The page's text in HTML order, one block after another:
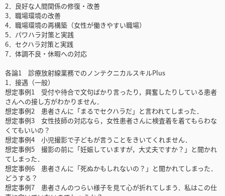
2．良好な人間関係の修復・改善
3．職場環境の改善
4．職場環境の再構築（女性が働きやすい職場）
5．パワハラ対策と実践
6．セクハラ対策と実践
7．体調不良・休暇への対応
各論1 診療放射線業務でのノンテクニカルスキルPlus
1．接遇（一般）
想定事例1 受付や待合で文句ばかり言ったり，興奮したりしている患者
さんへの接し方がわかりません．
想定事例2 患者さんに「まるでセクハラだ」と言われてしまった．
想定事例3 女性技師の対応なら，女性患者さんに検査着を着てもらわな
くてもいいの？
想定事例4 小児撮影で子どもが言うことをきいてくれません．
想定事例5 撮影の前に「妊娠していますが，大丈夫ですか？」と聞かれ
てしまった．
想定事例6 患者さんに「死ぬかもしれないの？」と聞かれてしまった．
どうする？
想定事例7 患者さんのつらい様子を見て心が折れてしまう．私はこの仕